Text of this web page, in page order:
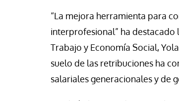
“La mejora herramienta para
interprofesional” ha
Trabajo y Economía Social,
suelo de las retribuciones ha
salariales generacionales y de
Canarias reclama una
urgente para proteger
menores migrantes en
Libro
dulzura
Paco